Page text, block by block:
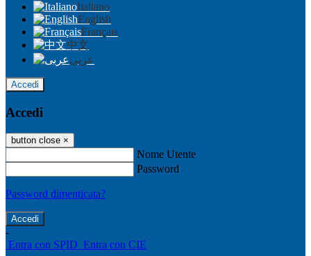
Italiano
English
Français
中文
عربى
Accedi
Accedi
button close ×
Nome Utente
Password
Password dimenticata?
-
Entra con SPID Entra con CIE